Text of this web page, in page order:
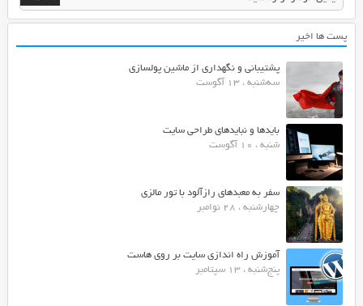
پست ها اخیر
پشتیبانی و نگهداری از ماشین پولسازی
سه‌شنبه ، 13 آگوست
بایدها و نبایدهای طراحی سایت
شنبه ، 10 آگوست
سفر به معبدهای رازآلود با تور مالزی
چهارشنبه ، 28 نوامبر
آموزش راه اندازی سایت بر روی هاست
پنج‌شنبه ، 13 سپتامبر